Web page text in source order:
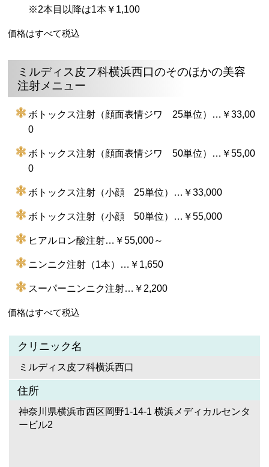
※2本目以降は1本￥1,100
価格はすべて税込
ミルディス皮フ科横浜西口のそのほかの美容
注射メニュー
ボトックス注射（顔面表情ジワ 25単位）…￥33,00
0
ボトックス注射（顔面表情ジワ 50単位）…￥55,00
0
ボトックス注射（小顔 25単位）…￥33,000
ボトックス注射（小顔 50単位）…￥55,000
ヒアルロン酸注射…￥55,000～
ニンニク注射（1本）…￥1,650
スーパーニンニク注射…￥2,200
価格はすべて税込
クリニック名
ミルディス皮フ科横浜西口
住所
神奈川県横浜市西区岡野1-14-1 横浜メディカルセンタ
ービル2